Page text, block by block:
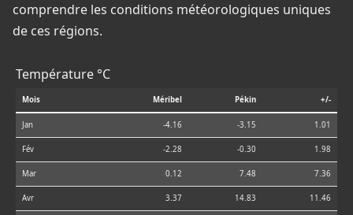
comprendre les conditions météorologiques uniques
de ces régions.
Température °C
Mois Méribel Pékin +/-
Jan -4.16 -3.15 1.01
Fév -2.28 -0.30 1.98
Mar 0.12 7.48 7.36
Avr 3.37 14.83 11.46